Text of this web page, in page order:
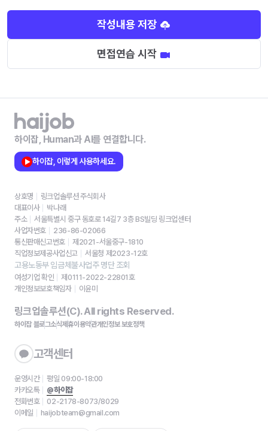
작성내용 저장
면접연습 시작
하이잡, Human과 AI를 연결합니다.
하이잡, 이렇게 사용하세요.
상호명
링크업솔루션 주식회사
대표이사
박나래
주소
서울특별시 중구 동호로 14길7 3층 BS빌딩 링크업센터
사업자번호
236-86-02066
통신판매신고번호
제2021-서울중구-1810
직업정보제공사업신고
서울청 제2023-12호
고용노동부 임금체불사업주 명단 조회
여성기업 확인
제0111-2022-22801호
개인정보보호책임자
이윤미
링크업솔루션(C). All rights Reserved.
하이잡 블로그소식제휴이용약관개인정보 보호정책
고객센터
운영시간
평일 09:00-18:00
카카오톡
@하이잡
전화번호
02-2178-8073/8029
이메일
haijobteam@gmail.com